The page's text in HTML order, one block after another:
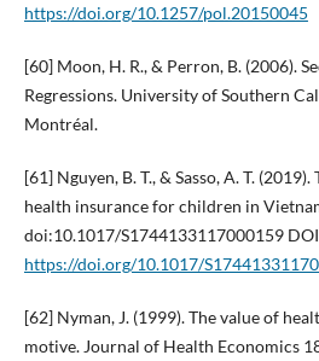
https://doi.org/10.1257/pol.20150045
[60] Moon, H. R., & Perron, B. (2006).
Regressions. University of Southern
Montréal.
[61] Nguyen, B. T., & Sasso, A. T.
health insurance for children in
doi:10.1017/S1744133117000159
https://doi.org/10.1017/
[62] Nyman, J. (1999). The value of
motive. Journal of Health Economics